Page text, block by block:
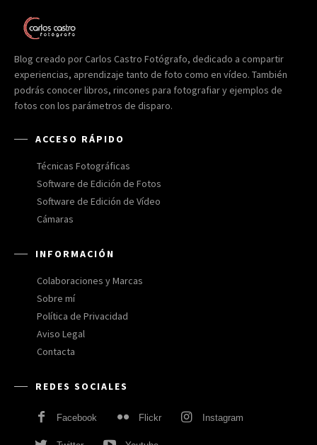
Blog creado por Carlos Castro Fotógrafo, dedicado a compartir
experiencias, aprendizaje tanto de foto como en vídeo. También
podrás conocer libros, rincones para fotografiar y ejemplos de
fotos con los parámetros de disparo.
ACCESO RÁPIDO
Técnicas Fotográficas
Software de Edición de Fotos
Software de Edición de Vídeo
Cámaras
INFORMACIÓN
Colaboraciones y Marcas
Sobre mí
Política de Privacidad
Aviso Legal
Contacta
REDES SOCIALES
Facebook Flickr Instagram